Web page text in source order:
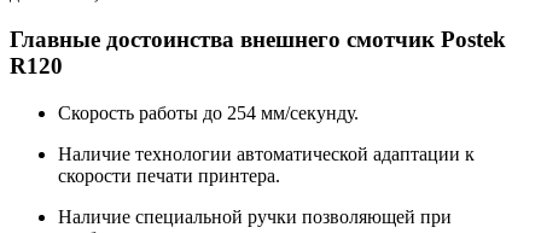
Главные достоинства внешнего смотчик Postek
R120
Скорость работы до 254 мм/секунду.
Наличие технологии автоматической адаптации к
скорости печати принтера.
Наличие специальной ручки позволяющей при